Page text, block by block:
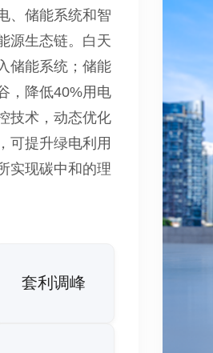
、储能系统和智
源生态链。白天
储能系统；储能
，降低40%用电
技术，动态优化
可提升绿电利用
实现碳中和的理
套利调峰